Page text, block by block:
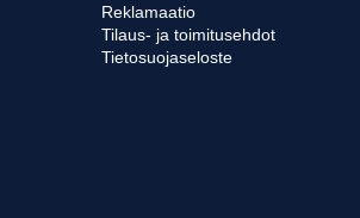
Reklamaatio
Tilaus- ja toimitusehdot
Tietosuojaseloste